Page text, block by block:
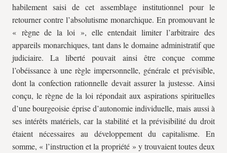
habilement saisi de cet assemblage institutionnel pour le
retourner contre l’absolutisme monarchique. En promouvant le
« règne de la loi », elle entendait limiter l’arbitraire des
appareils monarchiques, tant dans le domaine administratif que
judiciaire. La liberté pouvait ainsi être conçue comme
l’obéissance à une règle impersonnelle, générale et prévisible,
dont la confection rationnelle devait assurer la justesse. Ainsi
conçu, le règne de la loi répondait aux aspirations spirituelles
d’une bourgeoisie éprise d’autonomie individuelle, mais aussi à
ses intérêts matériels, car la stabilité et la prévisibilité du droit
étaient nécessaires au développement du capitalisme. En
somme, « l’instruction et la propriété » y trouvaient toutes deux